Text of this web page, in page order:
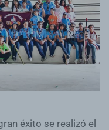
éxito se realizó el